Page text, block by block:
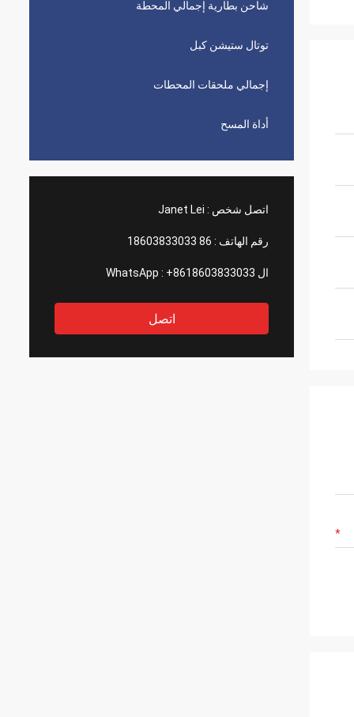
شاحن بطارية إجمالي المحطة
توتال ستيشن كبل
إجمالي ملحقات المحطات
أداة المسح
اتصل شخص : Janet Lei
رقم الهاتف : 86 18603833033
ال WhatsApp : +8618603833033
اتصل